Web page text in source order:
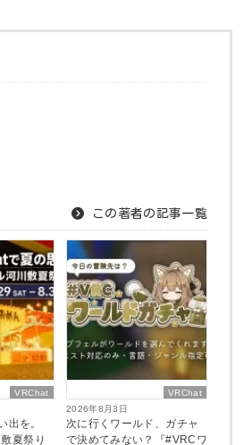
この著者の記事一覧
VRChat
出を。
夏祭り
VRChat
2026年8月3日
次に行くワールド、ガチャ
で決めてみない？『#VRCワ